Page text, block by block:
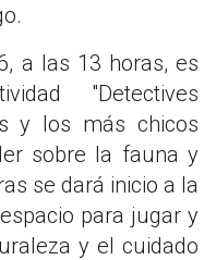
a las 13 horas, es
"Detectives
y los más chicos
sobre la fauna y
se dará inicio a la
para jugar y
y el cuidado